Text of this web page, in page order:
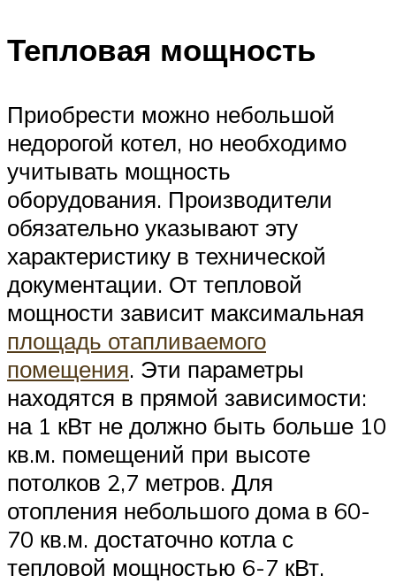
Тепловая мощность
Приобрести можно небольшой
недорогой котел, но необходимо
учитывать мощность
оборудования. Производители
обязательно указывают эту
характеристику в технической
документации. От тепловой
мощности зависит максимальная
площадь отапливаемого
помещения. Эти параметры
находятся в прямой зависимости:
на 1 кВт не должно быть больше 10
кв.м. помещений при высоте
потолков 2,7 метров. Для
отопления небольшого дома в 60-
70 кв.м. достаточно котла с
тепловой мощностью 6-7 кВт.